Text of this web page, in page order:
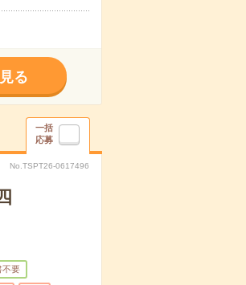
る
一括
応募
No.TSPT26-0617496
不要